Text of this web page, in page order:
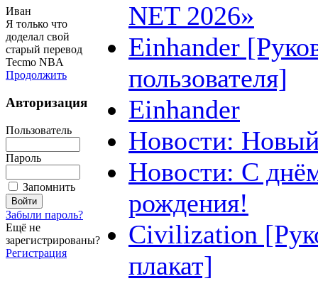
Иван
Я только что
доделал свой
старый перевод
Tecmo NBA
Продолжить
Авторизация
Пользователь
Пароль
Запомнить
Забыли пароль?
Ещё не
зарегистрированы?
Регистрация
NET 2026»
Einhander
пользователя]
Einhander
Новости:
Новости: С
рождения!
Civilization
плакат]